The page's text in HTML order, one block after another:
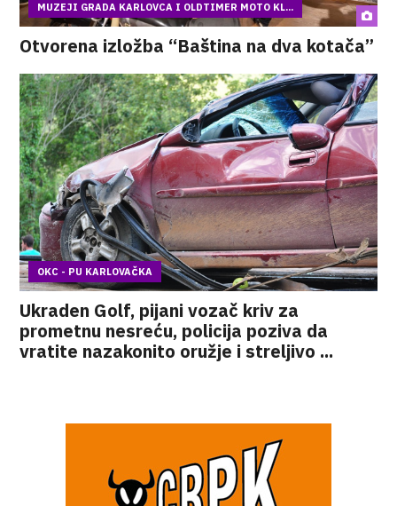
MUZEJI GRADA KARLOVCA I OLDTIMER MOTO KL...
Otvorena izložba “Baština na dva kotača”
OKC - PU KARLOVAČKA
Ukraden Golf, pijani vozač kriv za
prometnu nesreću, policija poziva da
vratite nazakonito oružje i streljivo ...